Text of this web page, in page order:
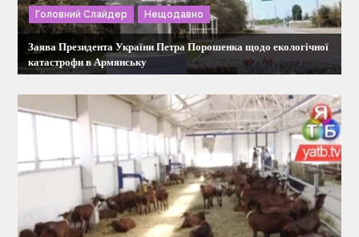
а
п
и
с
і
в
Головний Слайдер Нещодавно
Заява Президента України Петра Порошенка щодо екологічної
катастрофи в Армянську